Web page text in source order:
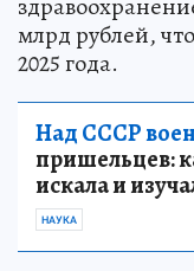
млрд рублей,
2025 года.
Над СССР
пришельцев:
искала и
НАУКА